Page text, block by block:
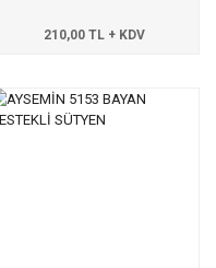
210,00 TL + KDV